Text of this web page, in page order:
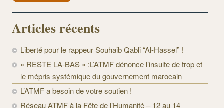
Articles récents
Liberté pour le rappeur Souhaib Qabli “Al-Hassel” !
« RESTE LA-BAS » :L’ATMF dénonce l’insulte de trop et
le mépris systémique du gouvernement marocain
L’ATMF a besoin de votre soutien !
Réseau ATMF à la Fête de l’Humanité – 12 au 14